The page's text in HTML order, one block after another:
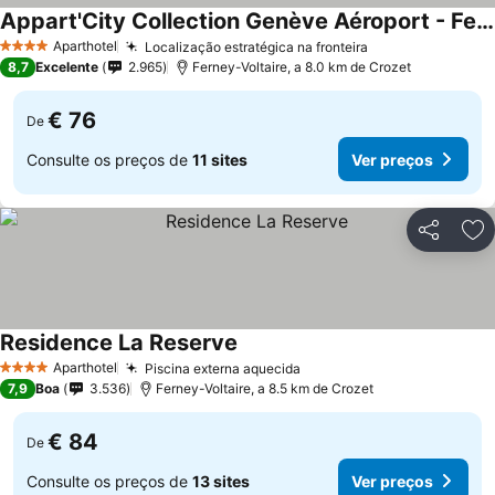
4 EstrelasAparthotel Localização estratégica na fronteira
Appart'City Collection Genève Aéroport - Ferney Voltaire
8,7 Excelente 2.965 Ferney-Voltaire, a 8.0 km de Crozet
De € 76
Consulte os preços de 11 sites Ver preços
Partilhar
4 EstrelasAparthotel Piscina externa aquecida
Residence La Reserve
7,9 Boa 3.536 Ferney-Voltaire, a 8.5 km de Crozet
De € 84
Consulte os preços de 13 sites Ver preços